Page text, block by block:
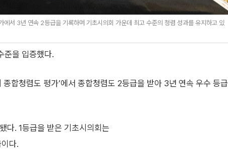
서 3년 연속 2등급을 기록하며 기초시의회 가운데 최고 수준의 청렴 성과를 유지하고 있
준을 입증했다.
합청렴도 평가’에서 종합청렴도 2등급을 받아 3년 연속 우수 등급
다. 1등급을 받은 기초시의회는
다.